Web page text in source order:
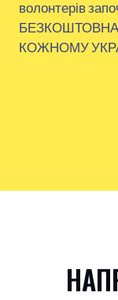
волонтерів
КОЖНОМУ